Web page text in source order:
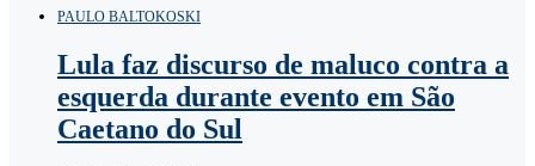
PAULO BALTOKOSKI
Lula faz discurso de maluco contra a
esquerda durante evento em São
Caetano do Sul